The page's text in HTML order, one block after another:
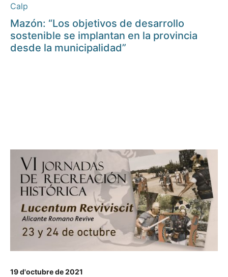
Calp
Mazón: “Los objetivos de desarrollo
sostenible se implantan en la provincia
desde la municipalidad”
19 d'octubre de 2021